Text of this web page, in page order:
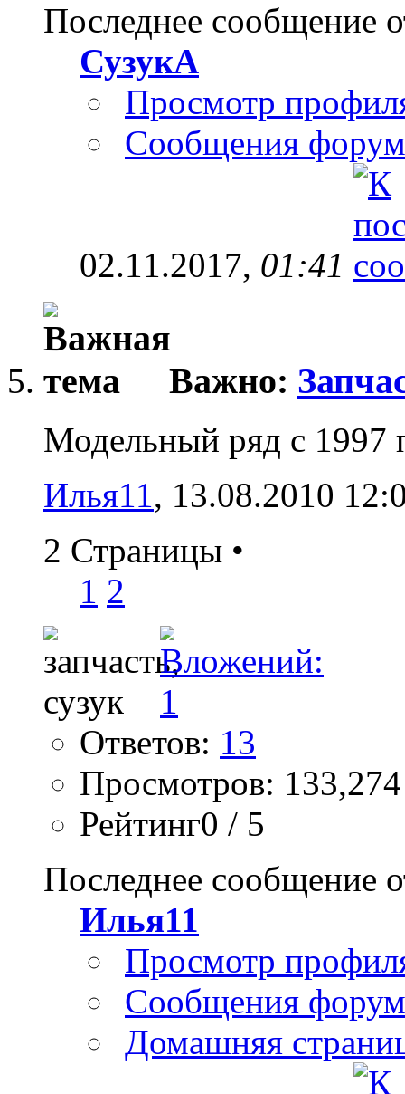
Последнее сообщение
СузукА
Просмотр
Сообщения
02.11.2017, 01:41
Важно:
Модельный ряд с 1997
Илья11‎, 13.08.2010
2 Страницы •
1 2
Ответов: 13
Просмотров: 133,274
Рейтинг0 / 5
Последнее сообщение
Илья11
Просмотр
Сообщения
Домашняя